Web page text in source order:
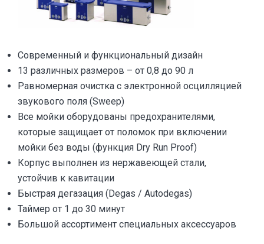
Современный и функциональный дизайн
13 различных размеров – от 0,8 до 90 л
Равномерная очистка с электронной осцилляцией
звукового поля (Sweep)
Все мойки оборудованы предохранителями,
которые защищает от поломок при включении
мойки без воды (функция Dry Run Proof)
Корпус выполнен из нержавеющей стали,
устойчив к кавитации
Быстрая дегазация (Degas / Autodegas)
Таймер от 1 до 30 минут
Большой ассортимент специальных аксессуаров